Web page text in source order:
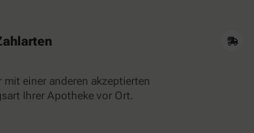
mit einer anderen akzeptierten
Ihrer Apotheke vor Ort.